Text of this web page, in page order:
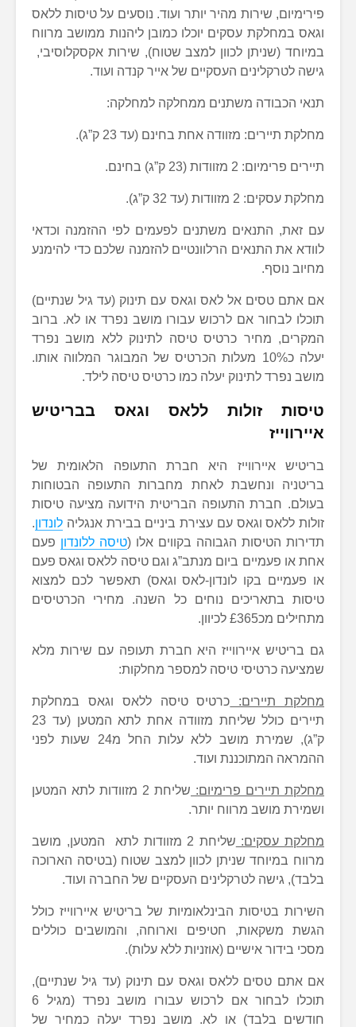
פירימיום, שירות מהיר יותר ועוד. נוסעים על טיסות ללאס
וגאס במחלקת עסקים יוכלו כמובן ליהנות ממושב מרווח
במיוחד (שניתן לכוון למצב שטוח), שירות אקסקלוסיבי,
גישה לטרקלינים העסקיים של אייר קנדה ועוד.
תנאי הכבודה משתנים ממחלקה למחלקה:
מחלקת תיירים: מזוודה אחת בחינם (עד 23 ק”ג).
תיירים פרימיום: 2 מזוודות (23 ק”ג) בחינם.
מחלקת עסקים: 2 מזוודות (עד 32 ק”ג).
עם זאת, התנאים משתנים לפעמים לפי ההזמנה וכדאי
לוודא את התנאים הרלוונטיים להזמנה שלכם כדי להימנע
מחיוב נוסף.
אם אתם טסים אל לאס וגאס עם תינוק (עד גיל שנתיים)
תוכלו לבחור אם לרכוש עבורו מושב נפרד או לא. ברוב
המקרים, מחיר כרטיס טיסה לתינוק ללא מושב נפרד
יעלה כ10% מעלות הכרטיס של המבוגר המלווה אותו.
מושב נפרד לתינוק יעלה כמו כרטיס טיסה לילד.
טיסות זולות ללאס וגאס בבריטיש
איירווייז
בריטיש איירווייז היא חברת התעופה הלאומית של
בריטניה ונחשבת לאחת מחברות התעופה הבטוחות
בעולם. חברת התעופה הבריטית הידועה מציעה טיסות
זולות ללאס וגאס עם עצירת ביניים בבירת אנגליה לונדון.
תדירות הטיסות הגבוהה בקווים אלו (טיסה ללונדון פעם
אחת או פעמיים ביום מנתב”ג וגם טיסה ללאס וגאס פעם
או פעמיים בקו לונדון-לאס וגאס) תאפשר לכם למצוא
טיסות בתאריכים נוחים כל השנה. מחירי הכרטיסים
מתחילים מכ£365 לכיוון.
גם בריטיש איירווייז היא חברת תעופה עם שירות מלא
שמציעה כרטיסי טיסה למספר מחלקות:
מחלקת תיירים: כרטיס טיסה ללאס וגאס במחלקת
תיירים כולל שליחת מזוודה אחת לתא המטען (עד 23
ק”ג), שמירת מושב ללא עלות החל מ24 שעות לפני
ההמראה המתוכננת ועוד.
מחלקת תיירים פרימיום:
שליחת 2 מזוודות לתא המטען
ושמירת מושב מרווח יותר.
מחלקת עסקים:
שליחת 2 מזוודות לתא המטען, מושב
מרווח במיוחד שניתן לכוון למצב שטוח (בטיסה הארוכה
בלבד), גישה לטרקלינים העסקיים של החברה ועוד.
השירות בטיסות הבינלאומיות של בריטיש איירווייז כולל
הגשת משקאות, חטיפים וארוחה, והמושבים כוללים
מסכי בידור אישיים (אוזניות ללא עלות).
אם אתם טסים ללאס וגאס עם תינוק (עד גיל שנתיים),
תוכלו לבחור אם לרכוש עבורו מושב נפרד (מגיל 6
חודשים בלבד) או לא. מושב נפרד יעלה כמחיר של